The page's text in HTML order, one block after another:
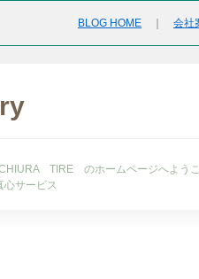
BLOG HOME 会社
TIRE のホームページへよう
サービス